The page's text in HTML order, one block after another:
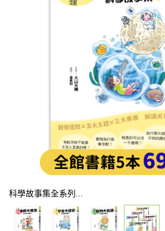
科學故事集全系列...